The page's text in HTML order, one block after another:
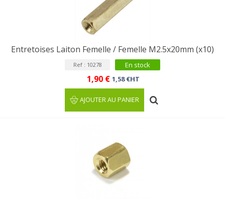
Entretoises Laiton Femelle / Femelle M2.5x20mm (x10)
Ref : 10278 En stock
1,90 € 1,58 €HT
AJOUTER AU PANIER